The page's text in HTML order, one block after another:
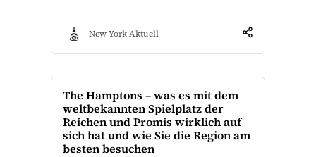
New York Aktuell
The Hamptons – was es mit dem
weltbekannten Spielplatz der
Reichen und Promis wirklich auf
sich hat und wie Sie die Region am
besten besuchen